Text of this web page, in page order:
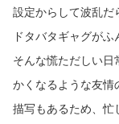
設定からして波乱だ
ドタバタギャグが
そんな慌ただしい日
かくなるような友情
描写もあるため、忙